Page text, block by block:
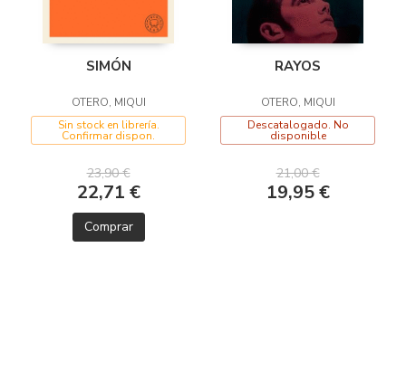
SIMÓN
OTERO, MIQUI
Sin stock en librería.
Confirmar dispon.
23,90 €
22,71 €
Comprar
RAYOS
OTERO, MIQUI
Descatalogado. No
disponible
21,00 €
19,95 €